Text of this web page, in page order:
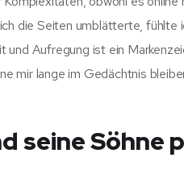
die Seiten umblätterte,
und Aufregung ist ein
mir lange im Gedächtnis
seine Söhne